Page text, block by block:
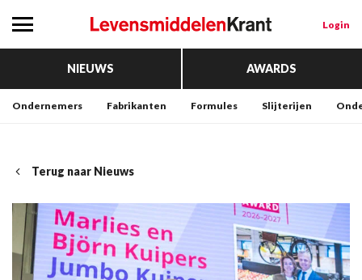
Login
NIEUWS AWARDS
Ondernemers Fabrikanten Formules Slijterijen
Terug naar Nieuws